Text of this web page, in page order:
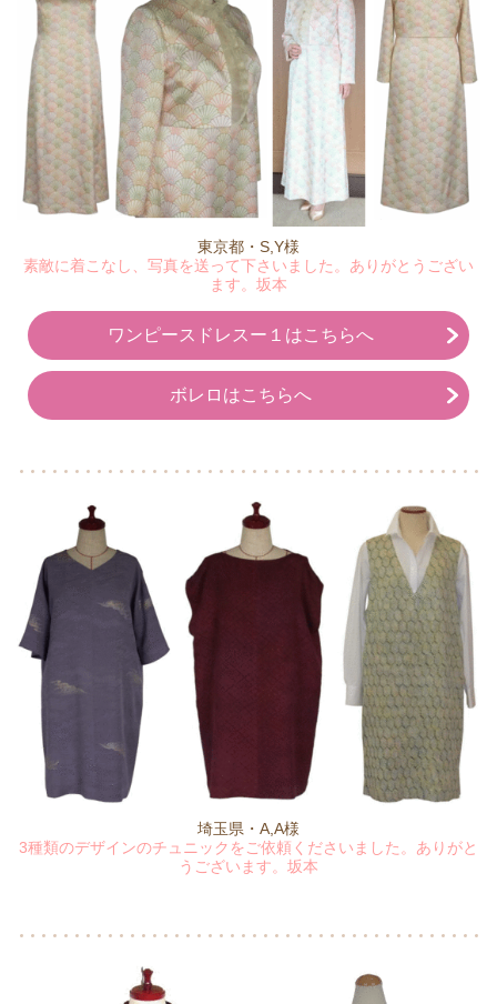
東京都・S,Y様
素敵に着こなし、写真を送って下さいました。ありがとうござい
ます。坂本
ワンピースドレスー１はこちらへ
ボレロはこちらへ
埼玉県・A,A様
3種類のデザインのチュニックをご依頼くださいました。ありがと
うございます。坂本